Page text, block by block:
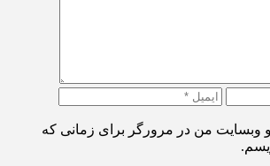
و وبسایت من در مرورگر برای زمانی که